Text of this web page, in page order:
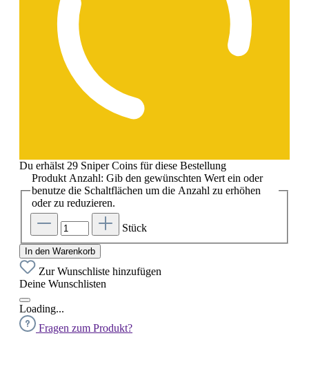
Du erhälst 29 Sniper Coins für diese Bestellung
Produkt Anzahl: Gib den gewünschten Wert ein oder
benutze die Schaltflächen um die Anzahl zu erhöhen
oder zu reduzieren.
Stück
In den Warenkorb
Zur Wunschliste hinzufügen
Deine Wunschlisten
Loading...
Fragen zum Produkt?